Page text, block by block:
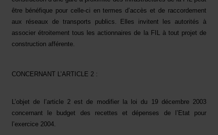
être bénéfique pour celle-ci en termes d’accès et de raccordement
aux réseaux de transports publics. Elles invitent les autorités à
associer étroitement tous les actionnaires de la FIL à tout projet de
construction afférente.
CONCERNANT L’ARTICLE 2 :
L’objet de l’article 2 est de modifier la loi du 19 décembre 2003
concernant le budget des recettes et dépenses de l’Etat pour
l’exercice 2004.